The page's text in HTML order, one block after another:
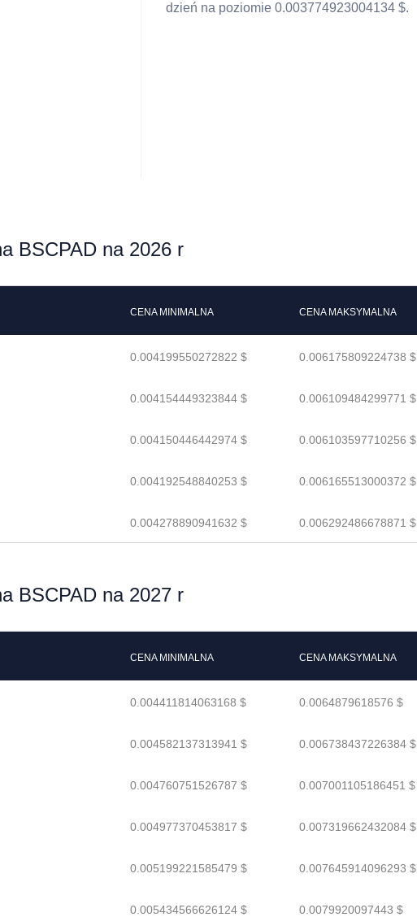
dzień na poziomie 0.003774923004134 $.
BSCPAD na 2026 r
CENA MINIMALNA CENA MAKSYMALNA
0.004199550272822 $ 0.006175809224738 $
0.004154449323844 $ 0.006109484299771 $
0.004150446442974 $ 0.006103597710256 $
0.004192548840253 $ 0.006165513000372 $
0.004278890941632 $ 0.006292486678871 $
BSCPAD na 2027 r
CENA MINIMALNA CENA MAKSYMALNA
0.004411814063168 $ 0.0064879618576 $
0.004582137313941 $ 0.006738437226384 $
0.004760751526787 $ 0.007001105186451 $
0.004977370453817 $ 0.007319662432084 $
0.005199221585479 $ 0.007645914096293 $
0.005434566626124 $ 0.0079920097443 $